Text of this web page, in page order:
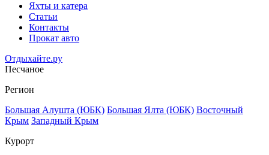
Яхты и катера
Статьи
Контакты
Прокат авто
Отдыхайте.ру
Песчаное
Регион
Большая Алушта (ЮБК) Большая Ялта (ЮБК) Восточный
Крым Западный Крым
Курорт